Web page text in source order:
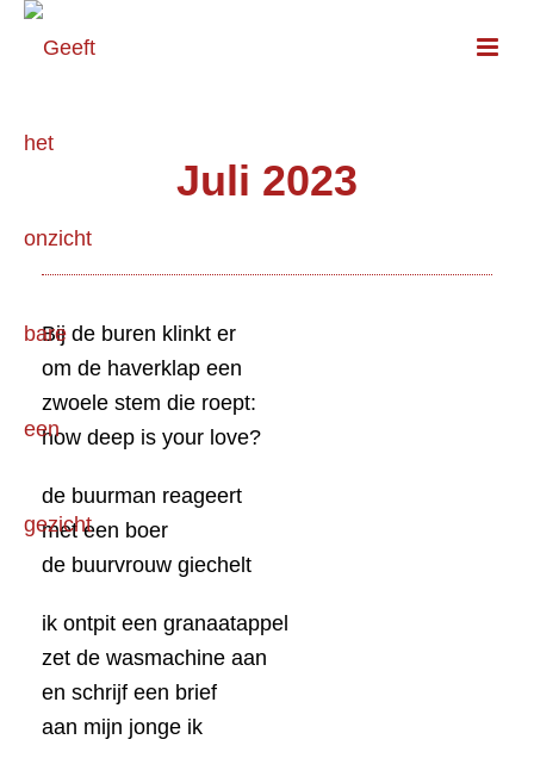
Juli 2023
Bij de buren klinkt er
om de haverklap een
zwoele stem die roept:
how deep is your love?
de buurman reageert
met een boer
de buurvrouw giechelt
ik ontpit een granaatappel
zet de wasmachine aan
en schrijf een brief
aan mijn jonge ik